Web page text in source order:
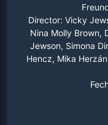
Director: Vicky
Nina Molly Brown,
Jewson, Simona
Hencz, Mika